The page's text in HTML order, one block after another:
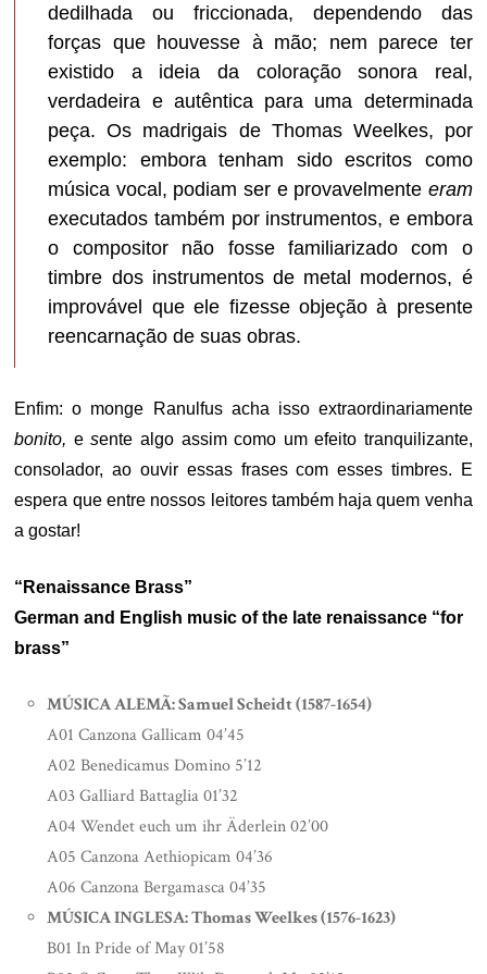
dedilhada ou friccionada, dependendo das
forças que houvesse à mão; nem parece ter
existido a ideia da coloração sonora real,
verdadeira e autêntica para uma determinada
peça. Os madrigais de Thomas Weelkes, por
exemplo: embora tenham sido escritos como
música vocal, podiam ser e provavelmente eram
executados também por instrumentos, e embora
o compositor não fosse familiarizado com o
timbre dos instrumentos de metal modernos, é
improvável que ele fizesse objeção à presente
reencarnação de suas obras.
Enfim: o monge Ranulfus acha isso extraordinariamente
bonito, esente algo assim como um efeito tranquilizante,
consolador, ao ouvir essas frases com esses timbres. E
espera que entre nossos leitores também haja quem venha
a gostar!
“Renaissance Brass”
German and English music of the late renaissance “for
brass”
MÚSICA ALEMÃ: Samuel Scheidt (1587-1654)
A01 Canzona Gallicam 04’45
A02 Benedicamus Domino 5’12
A03 Galliard Battaglia 01’32
A04 Wendet euch um ihr Äderlein 02’00
A05 Canzona Aethiopicam 04’36
A06 Canzona Bergamasca 04’35
MÚSICA INGLESA: Thomas Weelkes (1576-1623)
B01 In Pride of May 01’58